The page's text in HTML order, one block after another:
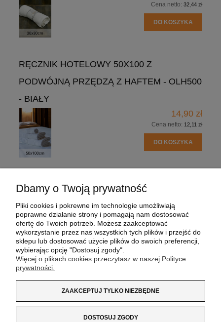
Cena netto: 32,44 zł
DO KOSZYKA
RĘCZNIK HOTELOWY 50X100 Z
PODWÓJNĄ PRZĘDZĄ Z HAFTEM - OLH500
- BIAŁY
14,90 zł
Cena netto: 12,11 zł
DO KOSZYKA
MOJE KONTO
PŁATNOŚCI I DOSTAWA
O NAS
Dbamy o Twoją prywatność
Pliki cookies i pokrewne im technologie umożliwiają
poprawne działanie strony i pomagają nam dostosować
ofertę do Twoich potrzeb. Możesz zaakceptować
wykorzystanie przez nas wszystkich tych plików i przejść do
sklepu lub dostosować użycie plików do swoich preferencji,
wybierając opcję "Dostosuj zgody".
Więcej o plikach cookies przeczytasz w naszej Polityce
prywatności.
ZAAKCEPTUJ TYLKO NIEZBĘDNE
DOSTOSUJ ZGODY